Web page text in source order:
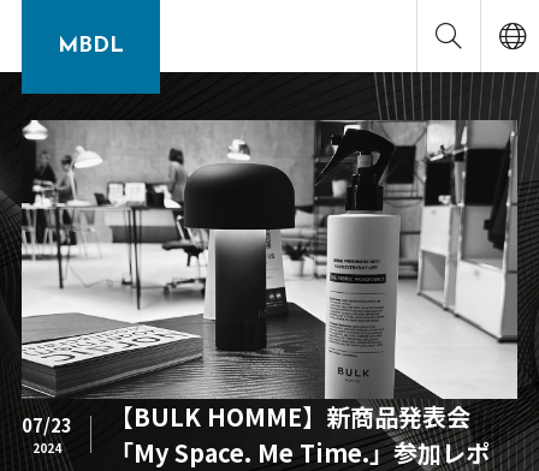
MBDL
07/23
2024
【BULK HOMME】新商品発表会
「My Space. Me Time.」参加レポ